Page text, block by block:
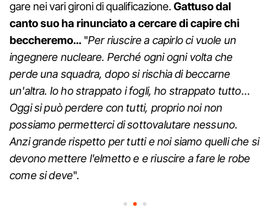
gare nei vari gironi di qualificazione.Gattuso dal
canto suo ha rinunciato a cercare di capire chi
beccheremo… "Per riuscire a capirlo ci vuole un
ingegnere nucleare. Perché ogni ogni volta che
perde una squadra, dopo si rischia di beccarne
un'altra. Io ho strappato i fogli, ho strappato tutto…
Oggi si può perdere con tutti, proprio noi non
possiamo permetterci di sottovalutare nessuno.
Anzi grande rispetto per tutti e noi siamo quelli che si
devono mettere l'elmetto e e riuscire a fare le robe
come si deve".